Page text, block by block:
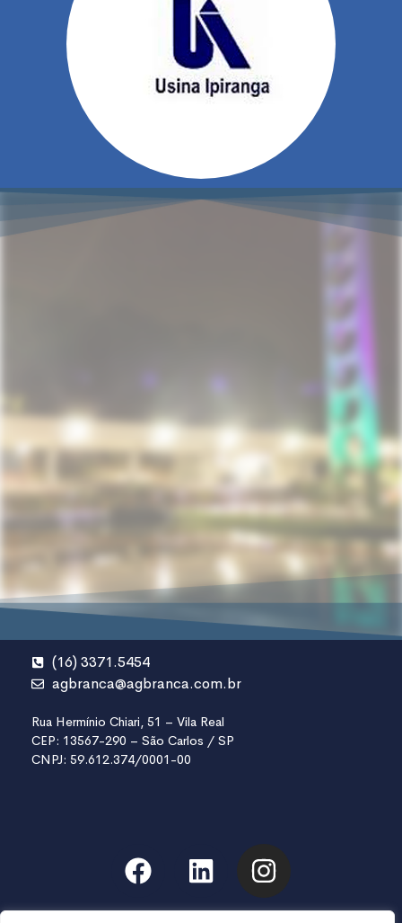
(16) 3371.5454
agbranca@agbranca.com.br
Rua Hermínio Chiari, 51 – Vila Real
CEP: 13567-290 – São Carlos / SP
CNPJ: 59.612.374/0001-00